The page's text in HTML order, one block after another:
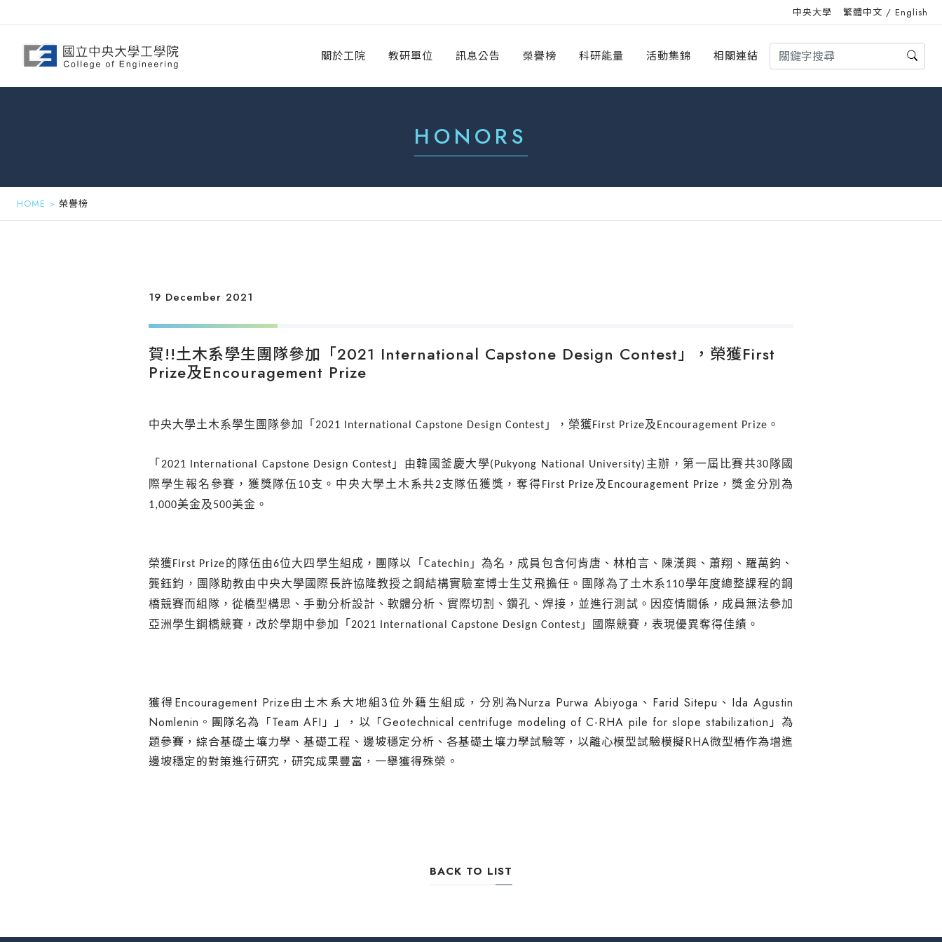
中央大學 繁體中文 / English
關於工院 教研單位 訊息公告 榮譽榜 科研能量 活動集錦 相關連結
HONORS
HOME > 榮譽榜
19 December 2021
賀!!土木系學生團隊參加「2021 International Capstone Design Contest」，榮獲First
Prize及Encouragement Prize
中央大學土木系學生團隊參加「 2021 International Capstone Design Contest 」，榮獲 First Prize及 Encouragement Prize 。
「 2021 International Capstone Design Contest 」由韓國釜慶大學(Pukyong National University) 主辦，第一屆比賽共30 隊國
際學生報名參賽，獲獎隊伍 10 支。中央大學土木系共2 支隊伍獲獎，奪得 First Prize及 Encouragement Prize ，獎金分別為
1,000美金及500美金。
榮獲 First Prize 的隊伍由 6位大四學生組成，團隊以「 Catechin 」為名，成員包含何肯唐、林柏言、陳漢興、蕭翔、羅萬鈞、
龔鈺鈞，團隊助教由中央大學國際長許協隆教授之鋼結構實驗室博士生艾飛擔任。團隊為了土木系110學年度總整課程的鋼
橋競賽而組隊，從橋型構思、手動分析設計、軟體分析、實際切割、鑽孔、焊接，並進行測試。因疫情關係，成員無法參加
亞洲學生鋼橋競賽，改於學期中參加「 2021 International Capstone Design Contest 」國際競賽，表現優異奪得佳績。
獲得Encouragement Prize由土木系大地組3位外籍生組成，分別為Nurza Purwa Abiyoga 、 Farid Sitepu 、 Ida Agustin
Nomlenin 。團隊名為「Team AFI」」，以「Geotechnical centrifuge modeling of C-RHA pile for slope stabilization」為
題參賽，綜合基礎土壤力學、基礎工程、邊坡穩定分析、各基礎土壤力學試驗等，以離心模型試驗模擬RHA微型樁作為增進
邊坡穩定的對策進行研究，研究成果豐富，一舉獲得殊榮。
BACK TO LIST